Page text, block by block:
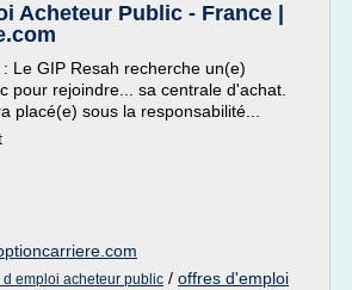
Acheteur Public - France |
Le GIP Resah recherche un(e)
pour rejoindre... sa centrale d'achat.
placé(e) sous la responsabilité...
d emploi acheteur public / offres d'emploi